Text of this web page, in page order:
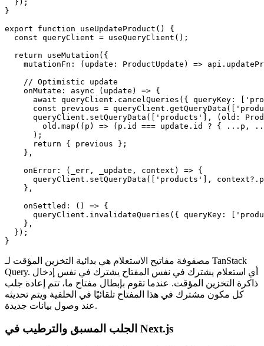
  });
}
export function useUpdateProduct() {
  const queryClient = useQueryClient();
  return useMutation({
mutationFn: (update: ProductUpdate) =>
    // Optimistic update
    onMutate: async (update) => {
await queryClient.cancelQueries({ queryKey:
const previous =
queryClient.setQueryData(['products'], (old:
old.map((p) => (p.id === update.id ? { ...p,
      );
      return { previous };
    },
    onError: (_err, _update, context) => {
queryClient.setQueryData(['products'],
    },
    onSettled: () => {
queryClient.invalidateQueries({ queryKey:
    },
  });
}
مصفوفة مفاتيح الاستعلام هي بدائية التخزين المؤقت لـ TanStack
Query. أي استعلام يشترك في نفس المفتاح يشترك في نفس إدخال
ذاكرة التخزين المؤقت. عندما تقوم بإبطال مفتاح ما، تتم إعادة جلب
كل مكون مشترك في هذا المفتاح تلقائيًا في الخلفية ويتم تحديثه
عند وصول بيانات جديدة.
الجلب المسبق والترطيب في Next.js